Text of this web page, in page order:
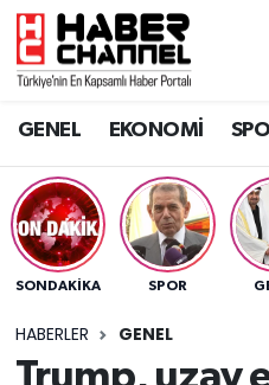
GENEL EKONOMİ
SONDAKIKA SPOR
HABERLER GENEL
GENEL
SPOR
SAĞLIK
EĞİTİM
Nöbetçi Eczaneler
Trafik Durumu
Süper Lig Puan
Tüm Manşetler